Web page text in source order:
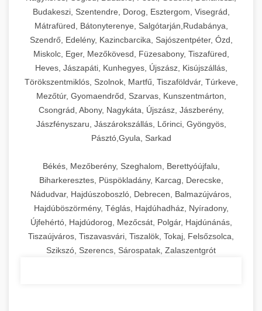
Budakeszi, Szentendre, Dorog, Esztergom, Visegrád,
Mátrafüred, Bátonyterenye, Salgótarján,Rudabánya,
Szendrő, Edelény, Kazincbarcika, Sajószentpéter, Ózd,
Miskolc, Eger, Mezőkövesd, Füzesabony, Tiszafüred,
Heves, Jászapáti, Kunhegyes, Újszász, Kisújszállás,
Törökszentmiklós, Szolnok, Martfű, Tiszaföldvár, Túrkeve,
Mezőtúr, Gyomaendrőd, Szarvas, Kunszentmárton,
Csongrád, Abony, Nagykáta, Újszász, Jászberény,
Jászfényszaru, Jászárokszállás, Lőrinci, Gyöngyös,
Pásztó,Gyula, Sarkad
Békés, Mezőberény, Szeghalom, Berettyóújfalu,
Biharkeresztes, Püspökladány, Karcag, Derecske,
Nádudvar, Hajdúszoboszló, Debrecen, Balmazújváros,
Hajdúböszörmény, Téglás, Hajdúhadház, Nyíradony,
Újfehértó, Hajdúdorog, Mezőcsát, Polgár, Hajdúnánás,
Tiszaújváros, Tiszavasvári, Tiszalök, Tokaj, Felsőzsolca,
Szikszó, Szerencs, Sárospatak, Zalaszentgrót